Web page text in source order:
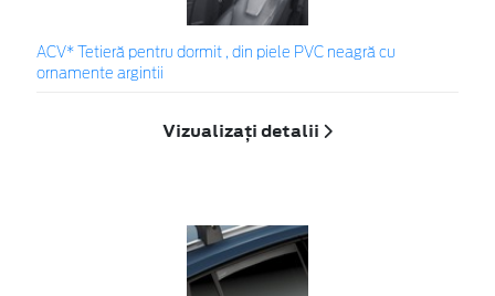
ACV* Tetieră pentru dormit , din piele PVC neagră cu
ornamente argintii
Vizualizați detalii